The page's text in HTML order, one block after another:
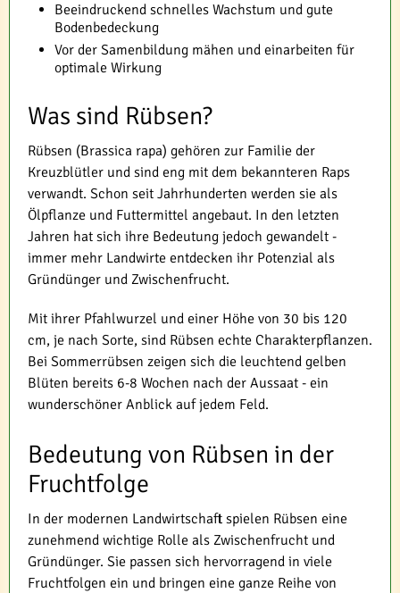
Beeindruckend schnelles Wachstum und gute
Bodenbedeckung
Vor der Samenbildung mähen und einarbeiten für
optimale Wirkung
Was sind Rübsen?
Rübsen (Brassica rapa) gehören zur Familie der
Kreuzblütler und sind eng mit dem bekannteren Raps
verwandt. Schon seit Jahrhunderten werden sie als
Ölpflanze und Futtermittel angebaut. In den letzten
Jahren hat sich ihre Bedeutung jedoch gewandelt -
immer mehr Landwirte entdecken ihr Potenzial als
Gründünger und Zwischenfrucht.
Mit ihrer Pfahlwurzel und einer Höhe von 30 bis 120
cm, je nach Sorte, sind Rübsen echte Charakterpflanzen.
Bei Sommerrübsen zeigen sich die leuchtend gelben
Blüten bereits 6-8 Wochen nach der Aussaat - ein
wunderschöner Anblick auf jedem Feld.
Bedeutung von Rübsen in der
Fruchtfolge
In der modernen Landwirtschaft spielen Rübsen eine
zunehmend wichtige Rolle als Zwischenfrucht und
Gründünger. Sie passen sich hervorragend in viele
Fruchtfolgen ein und bringen eine ganze Reihe von